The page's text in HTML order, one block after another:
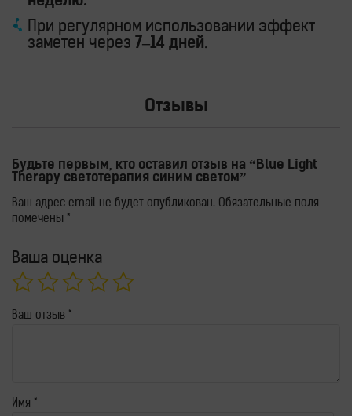
При регулярном использовании эффект
заметен через 7–14 дней.
Отзывы
Будьте первым, кто оставил отзыв на “Blue Light
Therapy светотерапия синим светом”
Ваш адрес email не будет опубликован. Обязательные поля
помечены *
Ваша оценка
Ваш отзыв *
Имя *